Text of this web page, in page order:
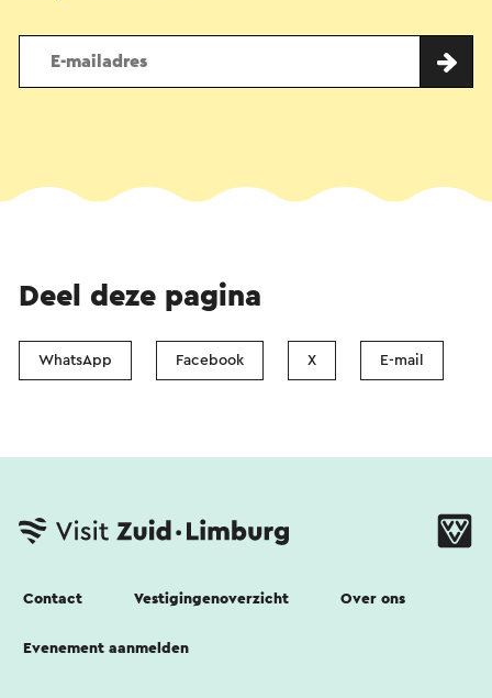
Deel deze pagina
WhatsApp Facebook X E-mail
Contact Vestigingenoverzicht Over ons
Evenement aanmelden